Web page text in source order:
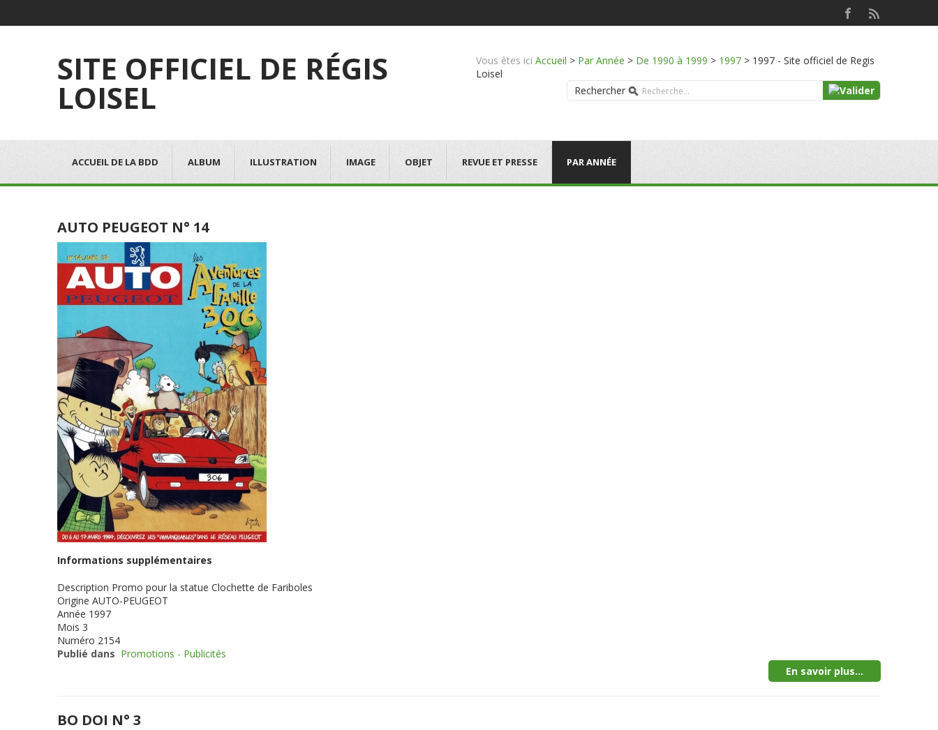
SITE OFFICIEL DE RÉGIS
LOISEL
Vous êtes ici Accueil > Par Année > De 1990 à 1999 > 1997 > 1997 - Site officiel de Regis
Loisel
Rechercher
ACCUEIL DE LA BDD ALBUM ILLUSTRATION IMAGE OBJET REVUE ET PRESSE PAR ANNÉE
AUTO PEUGEOT N° 14
Informations supplémentaires
Description Promo pour la statue Clochette de Fariboles
Origine AUTO-PEUGEOT
Année 1997
Mois 3
Numéro 2154
Publié dans Promotions - Publicités
En savoir plus...
BO DOI N° 3